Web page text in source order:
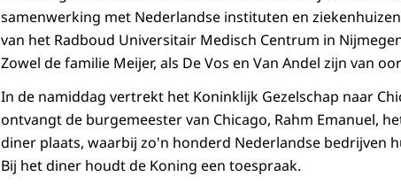
samenwerking met Nederlandse instituten en
van het Radboud Universitair Medisch Centrum in
Zowel de familie Meijer, als De Vos en Van Andel zijn van
In de namiddag vertrekt het Koninklijk Gezelschap naar
ontvangt de burgemeester van Chicago, Rahm Emanuel,
diner plaats, waarbij zo'n honderd Nederlandse bedrijven
Bij het diner houdt de Koning een toespraak.